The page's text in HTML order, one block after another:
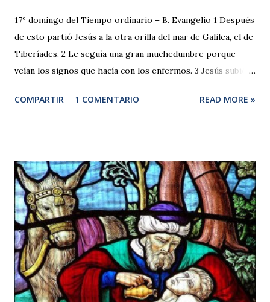
17º domingo del Tiempo ordinario – B. Evangelio 1 Después
de esto partió Jesús a la otra orilla del mar de Galilea, el de
Tiberíades. 2 Le seguía una gran muchedumbre porque
veían los signos que hacía con los enfermos. 3 Jesús subió
ser la Pascua, la fiesta de los judíos. 5 Jesús, al levantar la
que iba a hacer. 7 Felipe le respondió: —Doscientos
denarios de pan no bastan ni para que cada uno coma un
poco. 8 Uno de sus discípulos, Andrés, el hermano de
Simón Pedro, le dijo: 9 —Aquí hay un muchacho que tiene
cinco panes de cebada y do...
COMPARTIR 1 COMENTARIO READ MORE »